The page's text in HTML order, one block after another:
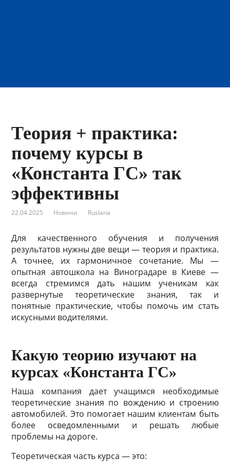
Теория + практика:
почему курсы в
«Константа ГС» так
эффективны
22.04.2025 Новини Ruslana
Для качественного обучения и получения
результатов нужны две вещи — теория и практика.
А точнее, их гармоничное сочетание. Мы —
опытная автошкола на Виноградаре в Киеве —
всегда стремимся дать нашим ученикам как
развернутые теоретические знания, так и
понятные практические, чтобы помочь им стать
искусными водителями.
Какую теорию изучают на
курсах «Константа ГС»
Наша компания дает учащимся необходимые
теоретические знания по вождению и строению
автомобилей. Это помогает нашим клиентам быть
более осведомленными и решать любые
проблемы на дороге.
Теоретическая часть курса — это: